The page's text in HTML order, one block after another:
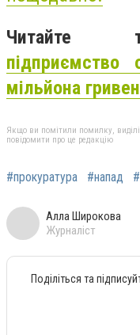
Читайте
підприємство
мільйона
Якщо ви помітили помилку,
повідомити про це редакцію
#прокуратура #напад
Алла Широкова
Журналіст
Поділіться та